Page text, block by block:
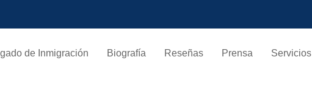
de Inmigración Biografía Reseñas Prensa Servicios